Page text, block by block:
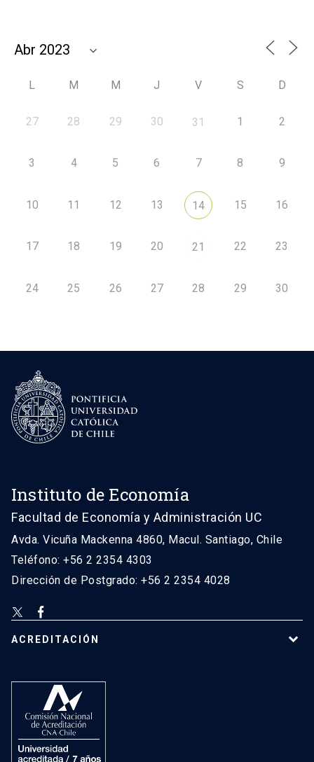
L M M J V S D
27 28 29 30 31 1 2
3 4 5 6 7 8 9
10 11 12 13 14 15 16
17 18 19 20 21 22 23
24 25 26 27 28 29 30
Instituto de Economía
Facultad de Economía y Administración UC
Avda. Vicuña Mackenna 4860, Macul. Santiago, Chile
Teléfono: +56 2 2354 4303
Dirección de Postgrado: +56 2 2354 4028
ACREDITACIÓN